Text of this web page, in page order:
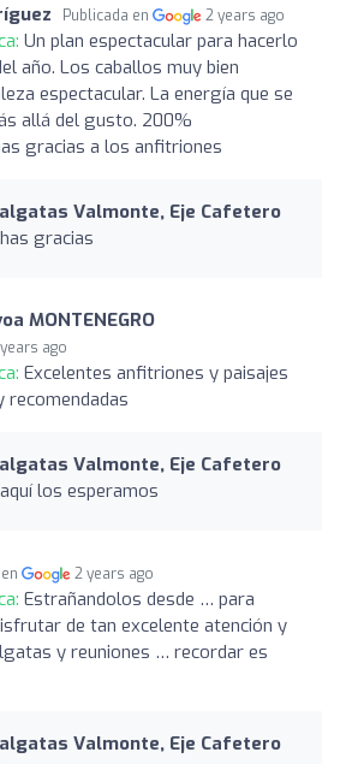
Publicada en 2 years ago
Un plan espectacular para hacerlo
año. Los caballos muy bien
espectacular. La energía que se
allá del gusto. 200%
gracias a los anfitriones
Valmonte, Eje Cafetero
gracias
MONTENEGRO
ago
Excelentes anfitriones y paisajes
recomendadas
Valmonte, Eje Cafetero
los esperamos
2 years ago
Estrañandolos desde … para
de tan excelente atención y
y reuniones … recordar es
Valmonte, Eje Cafetero